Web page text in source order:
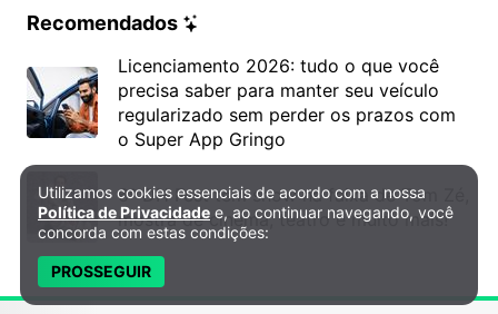
Recomendados
Licenciamento 2026: tudo o que você
precisa saber para manter seu veículo
regularizado sem perder os prazos com
o Super App Gringo
6º DH Fest tem show na faixa de Tom Zé,
mostra de cinema, teatro e muito mais!
Política de Privacidade e Cookies
Utilizamos cookies essenciais de acordo com a nossa
Política de Privacidade e, ao continuar navegando, você
concorda com estas condições:
PROSSEGUIR